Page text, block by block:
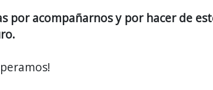
por acompañarnos y por hacer de